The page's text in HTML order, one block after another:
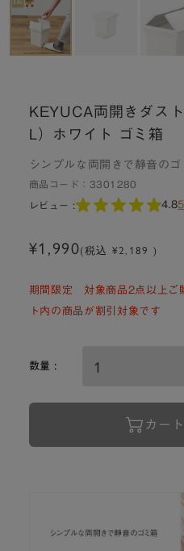
KEYUCA両開きダス
L）ホワイト ゴミ箱
シンプルな両開きで静音のゴ
商品コード： 3301280
レビュー : 4.8
¥1,990(税込 ¥2,189 )
期間限定 対象商品2点以上
ト内の商品が割引対象です
数量 :
カー